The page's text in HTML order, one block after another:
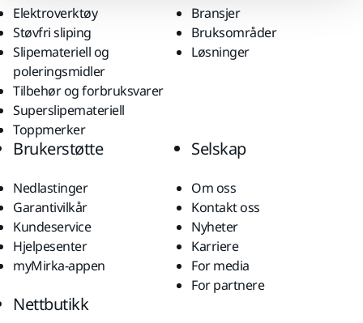
Elektroverktøy
Støvfri sliping
Slipemateriell og
poleringsmidler
Tilbehør og forbruksvarer
Superslipemateriell
Toppmerker
Bransjer
Bruksområder
Løsninger
Brukerstøtte
Nedlastinger
Garantivilkår
Kundeservice
Hjelpesenter
myMirka-appen
Selskap
Om oss
Kontakt oss
Nyheter
Karriere
For media
For partnere
Nettbutikk